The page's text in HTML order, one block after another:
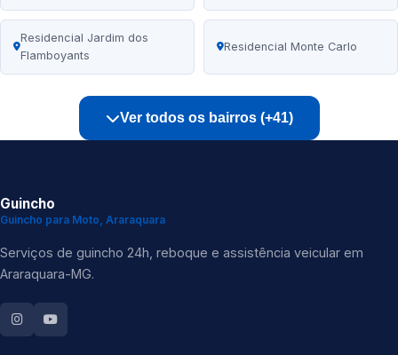
Residencial Jardim dos
Flamboyants
Residencial Monte Carlo
Ver todos os bairros (+41)
Guincho
Guincho para Moto, Araraquara
Serviços de guincho 24h, reboque e assistência veicular em
Araraquara-MG.